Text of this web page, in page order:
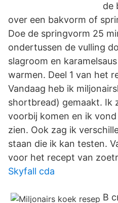
de
over een bakvorm of
Doe de springvorm 25
ondertussen de vulling
slagroom en
warmen. Deel 1 van het
Vandaag heb ik
shortbread) gemaakt. Ik
voorbij komen en ik
zien. Ook zag ik
staan die ik kan testen.
voor het recept van
Skyfall cda
В